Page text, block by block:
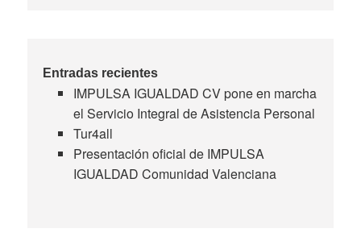
Entradas recientes
IMPULSA IGUALDAD CV pone en marcha
el Servicio Integral de Asistencia Personal
Tur4all
Presentación oficial de IMPULSA
IGUALDAD Comunidad Valenciana